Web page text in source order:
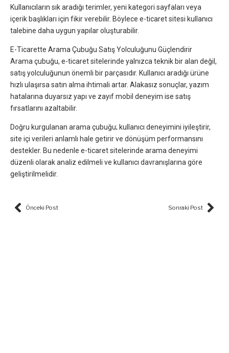
Kullanıcıların sık aradığı terimler, yeni kategori sayfaları veya
içerik başlıkları için fikir verebilir. Böylece e-ticaret sitesi kullanıcı
talebine daha uygun yapılar oluşturabilir.
E-Ticarette Arama Çubuğu Satış Yolculuğunu Güçlendirir
Arama çubuğu, e-ticaret sitelerinde yalnızca teknik bir alan değil,
satış yolculuğunun önemli bir parçasıdır. Kullanıcı aradığı ürüne
hızlı ulaşırsa satın alma ihtimali artar. Alakasız sonuçlar, yazım
hatalarına duyarsız yapı ve zayıf mobil deneyim ise satış
fırsatlarını azaltabilir.
Doğru kurgulanan arama çubuğu; kullanıcı deneyimini iyileştirir,
site içi verileri anlamlı hale getirir ve dönüşüm performansını
destekler. Bu nedenle e-ticaret sitelerinde arama deneyimi
düzenli olarak analiz edilmeli ve kullanıcı davranışlarına göre
geliştirilmelidir.
Prev
Önceki Post Sonraki Post